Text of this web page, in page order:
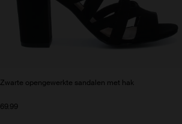
Zwarte opengewerkte sandalen met hak
69.99